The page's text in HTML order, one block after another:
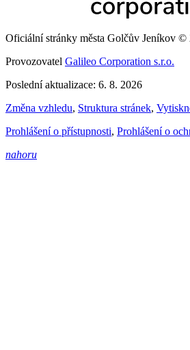
Oficiální stránky města Golčův Jeníkov ©
Provozovatel Galileo Corporation s.r.o.
Poslední aktualizace: 6. 8. 2026
Změna vzhledu, Struktura stránek,
Prohlášení o přístupnosti, Prohlášení o
nahoru